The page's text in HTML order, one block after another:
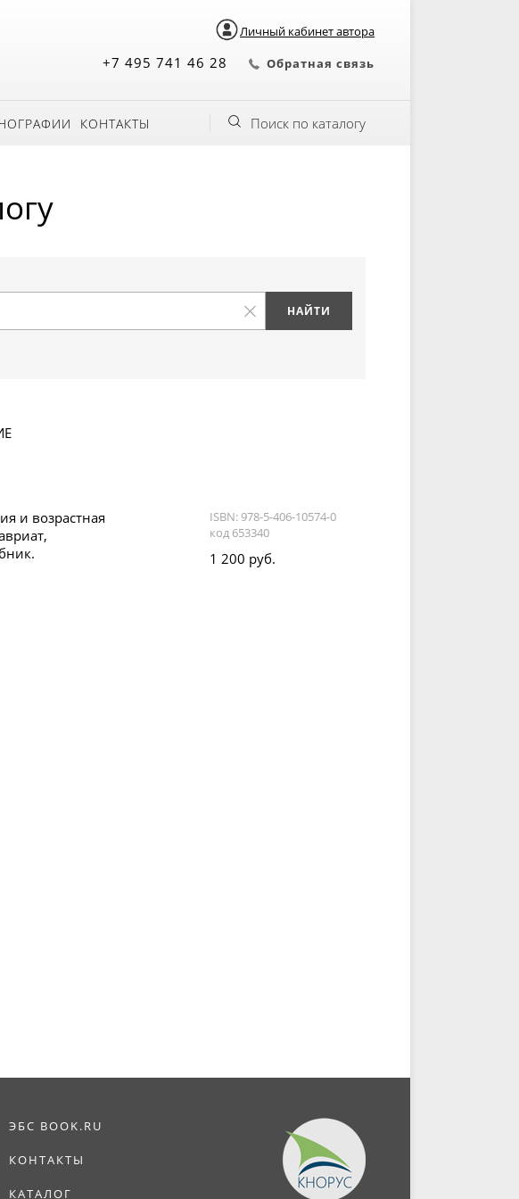
Личный кабинет автора
+7 495 741 46 28 Обратная связь
КОНТАКТЫ Поиск по каталогу
и возрастная
ISBN: 978-5-406-10574-0
код 653340
1 200 руб.
ЭБС BOOK.RU
КОНТАКТЫ
КАТАЛОГ